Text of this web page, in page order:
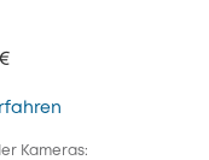
Kameras: